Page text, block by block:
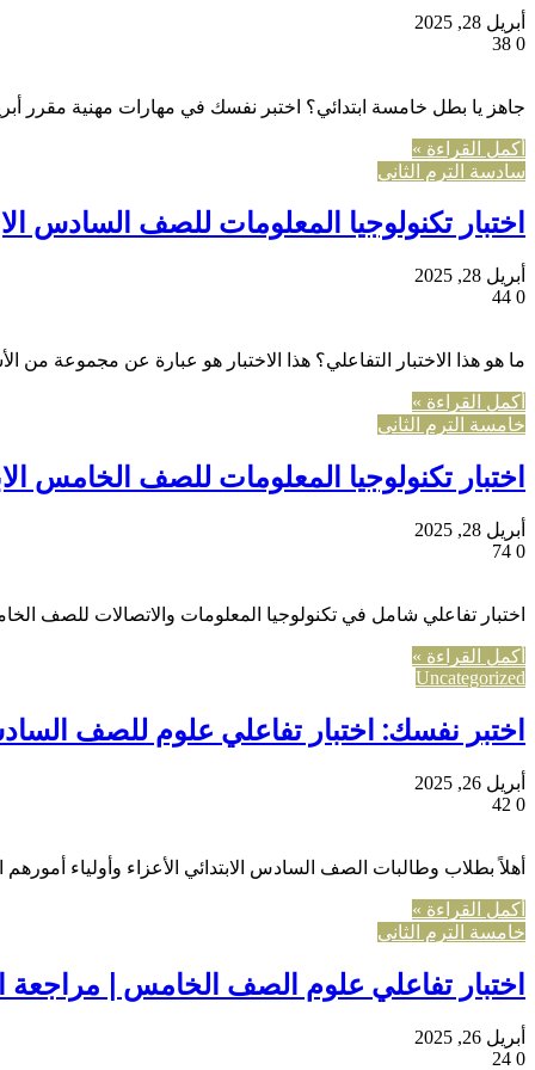
أبريل 28, 2025
0
جاهز يا بطل خامسة ابتدائي؟ اختبر نفسك في مهارات مهنية مقرر
أكمل القراءة »
سادسة الترم الثاني
اختبار تكنولوجيا المعلومات للصف السادس
أبريل 28, 2025
0
ما هو هذا الاختبار التفاعلي؟ هذا الاختبار هو عبارة عن مجموعة
أكمل القراءة »
خامسة الترم الثاني
اختبار تكنولوجيا المعلومات للصف الخامس
أبريل 28, 2025
0
اختبار تفاعلي شامل في تكنولوجيا المعلومات والاتصالات للصف
أكمل القراءة »
Uncategorized
اختبر نفسك: اختبار تفاعلي علوم للصف
أبريل 26, 2025
0
أهلاً بطلاب وطالبات الصف السادس الابتدائي الأعزاء وأولياء
أكمل القراءة »
خامسة الترم الثاني
اختبار تفاعلي علوم الصف الخامس | مراجعة
أبريل 26, 2025
0